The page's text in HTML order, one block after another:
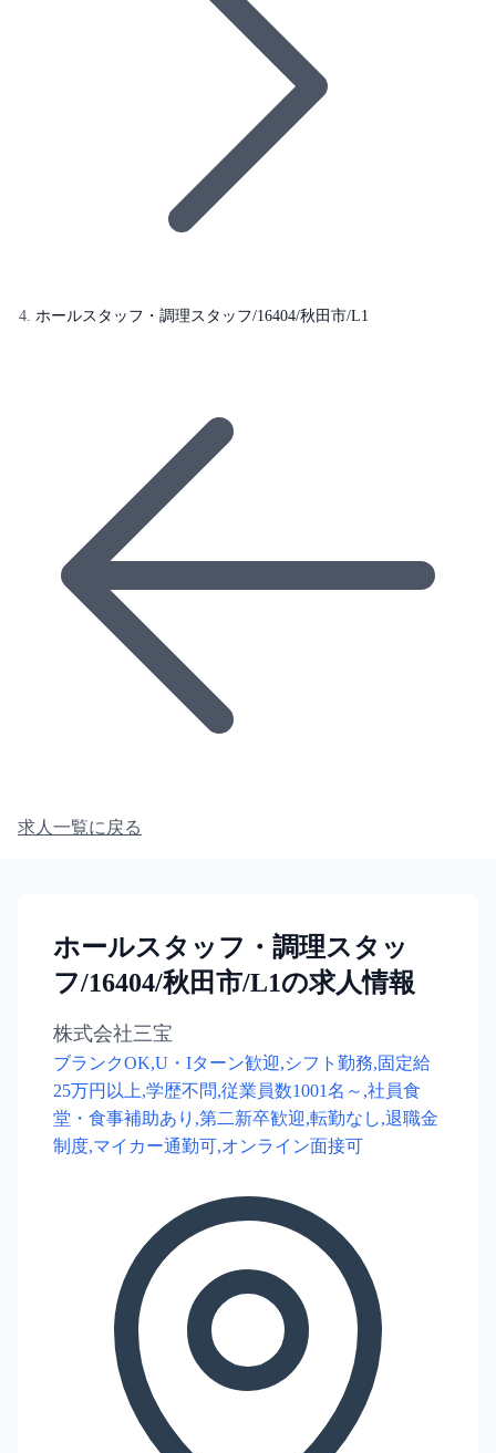
ホールスタッフ・調理スタッフ/16404/秋田市/L1
求人一覧に戻る
ホールスタッフ・調理スタッ
フ/16404/秋田市/L1の求人情報
株式会社三宝
ブランクOK,U・Iターン歓迎,シフト勤務,固定給
25万円以上,学歴不問,従業員数1001名～,社員食
堂・食事補助あり,第二新卒歓迎,転勤なし,退職金
制度,マイカー通勤可,オンライン面接可